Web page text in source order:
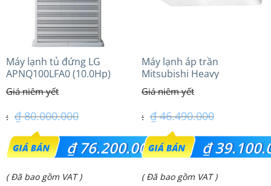
Máy lạnh tủ đứng LG
APNQ100LFA0 (10.0Hp)
₫80.000.000
Giá
gốc
là:
₫76.200.000
Giá
( Đã bao gồm VAT )
Máy lạnh áp trần
Mitsubishi Heavy
FDE100VG (4.0Hp) Cao cấp
– 1 Pha
₫46.490.000
Giá
gốc
là:
₫
Giá
( Đã bao gồm VAT )